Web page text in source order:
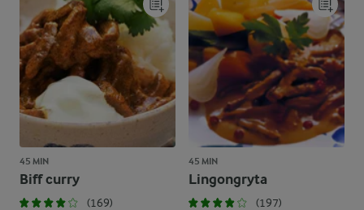
45 MIN
Biff curry
(169)
45 MIN
Lingongryta
(197)